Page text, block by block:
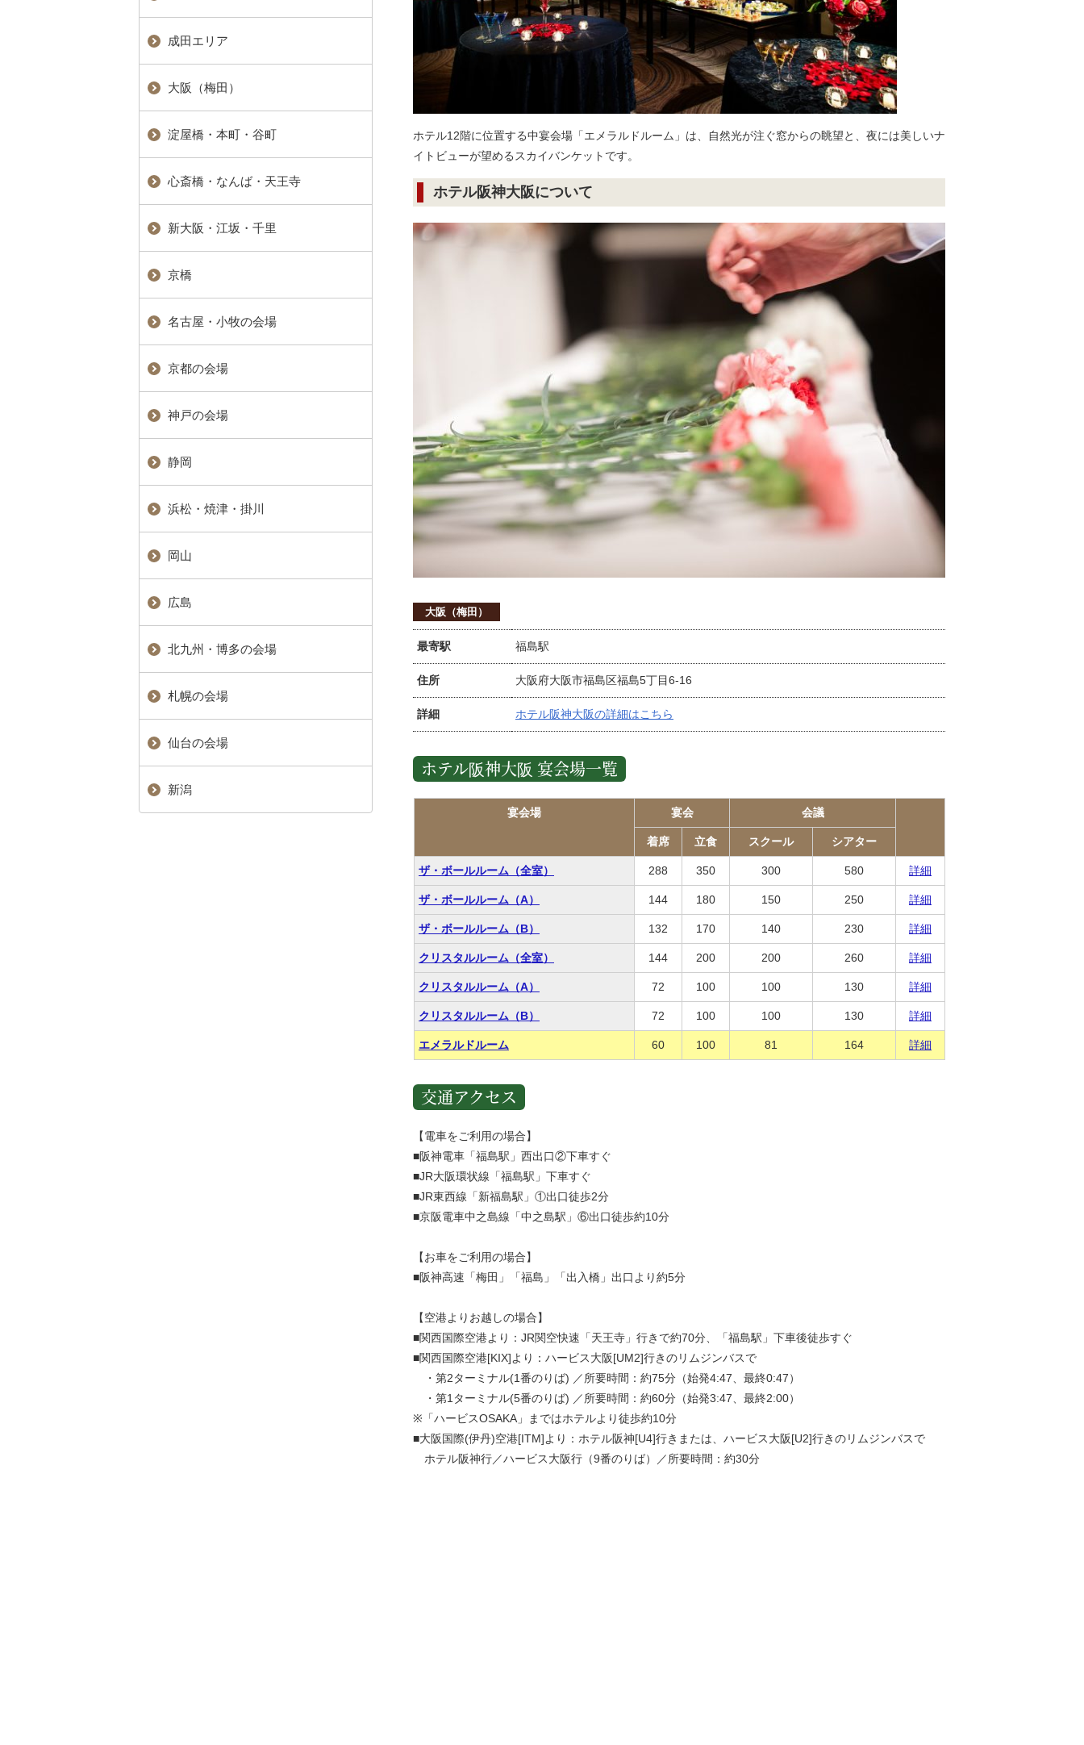
ホテル12階に位置する中宴会場「エメラルドルーム」は、自然光が注ぐ窓からの眺望と、夜には美しいナ
イトビューが望めるスカイバンケットです。
ホテル阪神大阪について
大阪（梅田）
最寄駅 福島駅
住所 大阪府大阪市福島区福島5丁目6-16
詳細 ホテル阪神大阪の詳細はこちら
ホテル阪神大阪 宴会場一覧
宴会場 宴会 会議
着席 立食 スクール シアター
ザ・ボールルーム（全室） 288 350 300 580 詳細
ザ・ボールルーム（A） 144 180 150 250 詳細
ザ・ボールルーム（B） 132 170 140 230 詳細
クリスタルルーム（全室） 144 200 200 260 詳細
クリスタルルーム（A） 72 100 100 130 詳細
クリスタルルーム（B） 72 100 100 130 詳細
エメラルドルーム 60 100 81 164 詳細
交通アクセス
【電車をご利用の場合】
■阪神電車「福島駅」西出口②下車すぐ
■JR大阪環状線「福島駅」下車すぐ
■JR東西線「新福島駅」①出口徒歩2分
■京阪電車中之島線「中之島駅」⑥出口徒歩約10分
【お車をご利用の場合】
■阪神高速「梅田」「福島」「出入橋」出口より約5分
【空港よりお越しの場合】
■関西国際空港より：JR関空快速「天王寺」行きで約70分、「福島駅」下車後徒歩すぐ
■関西国際空港[KIX]より：ハービス大阪[UM2]行きのリムジンバスで
・第2ターミナル(1番のりば) ／所要時間：約75分（始発4:47、最終0:47）
・第1ターミナル(5番のりば) ／所要時間：約60分（始発3:47、最終2:00）
※「ハービスOSAKA」まではホテルより徒歩約10分
■大阪国際(伊丹)空港[ITM]より：ホテル阪神[U4]行きまたは、ハービス大阪[U2]行きのリムジンバスで
ホテル阪神行／ハービス大阪行（9番のりば）／所要時間：約30分
成田エリア
大阪（梅田）
淀屋橋・本町・谷町
心斎橋・なんば・天王寺
新大阪・江坂・千里
京橋
名古屋・小牧の会場
京都の会場
神戸の会場
静岡
浜松・焼津・掛川
岡山
広島
北九州・博多の会場
札幌の会場
仙台の会場
新潟